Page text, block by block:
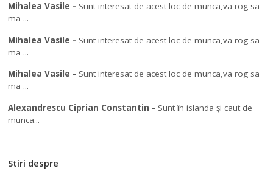
Mihalea Vasile - Sunt interesat de acest loc de munca,va rog sa
ma ...
Mihalea Vasile - Sunt interesat de acest loc de munca,va rog sa
ma ...
Mihalea Vasile - Sunt interesat de acest loc de munca,va rog sa
ma ...
Alexandrescu Ciprian Constantin - Sunt în islanda și caut de
munca...
Stiri despre